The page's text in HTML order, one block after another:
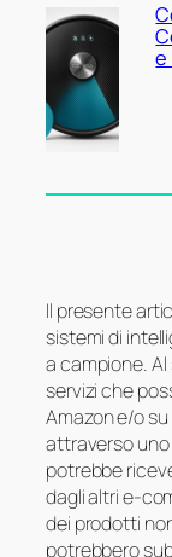
e
Il presente
sistemi di
a campione.
servizi che
Amazon e/o
attraverso uno
potrebbe
dagli altri e-
dei prodotti
potrebbero